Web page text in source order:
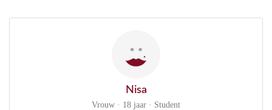
Nisa
Vrouw · 18 jaar · Student